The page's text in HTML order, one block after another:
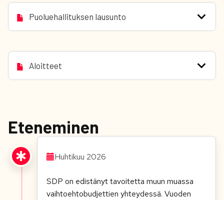
Puoluehallituksen lausunto
Aloitteet
Eteneminen
Huhtikuu 2026
SDP on edistänyt tavoitetta muun muassa
vaihtoehtobudjettien yhteydessä. Vuoden